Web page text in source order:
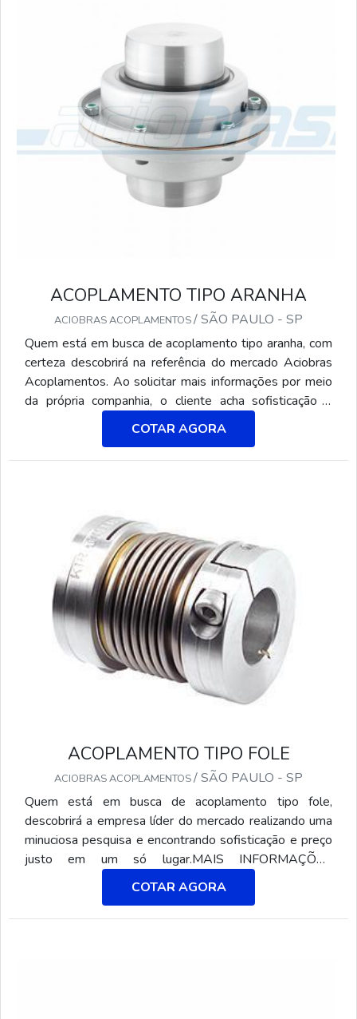
ACOPLAMENTO TIPO ARANHA
ACIOBRAS ACOPLAMENTOS/ SÃO PAULO - SP
Quem está em busca de acoplamento tipo aranha, com
certeza descobrirá na referência do mercado Aciobras
Acoplamentos. Ao solicitar mais informações por meio
da própria companhia, o cliente acha sofisticação e
preço justo em um só lugar.Quando a questão é
Aciobras Acoplamentos o cliente encontra excelente
COTAR AGORA
ACOPLAMENTO TIPO FOLE
ACIOBRAS ACOPLAMENTOS/ SÃO PAULO - SP
Quem está em busca de acoplamento tipo fole,
descobrirá a empresa líder do mercado realizando uma
minuciosa pesquisa e encontrando sofisticação e preço
justo em um só lugar.MAIS INFORMAÇÕES
RELEVANTES SOBRE O ACOPLAMENTO TIPO
fole uma empresa altamente qualificada, descobre o
COTAR AGORA